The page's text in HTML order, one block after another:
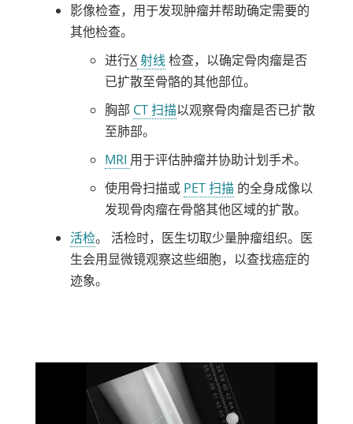
影像检查，用于发现肿瘤并帮助确定需要的
其他检查。
进行X射线检查，以确定骨肉瘤是否
已扩散至骨骼的其他部位。
胸部 CT 扫描以观察骨肉瘤是否已扩散
至肺部。
MRI 用于评估肿瘤并协助计划手术。
使用骨扫描或 PET 扫描的全身成像以
发现骨肉瘤在骨骼其他区域的扩散。
活检。 活检时，医生切取少量肿瘤组织。医
生会用显微镜观察这些细胞，以查找癌症的
迹象。